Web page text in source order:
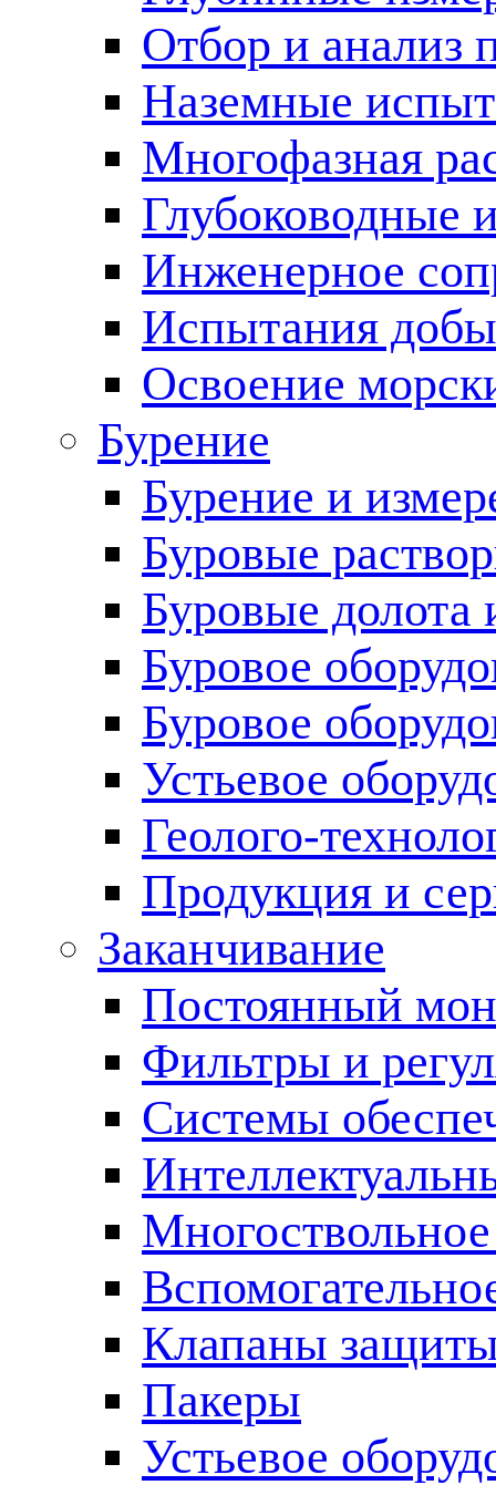
Отбор и анализ
Наземные
Многофазная
Глубоководные
Инженерное
Испытания
Освоение
Бурение
Бурение и
Буровые
Буровые долота
Буровое
Буровое
Устьевое
Геолого-
Продукция и
Заканчивание
Постоянный
Фильтры и
Cистемы
Клапаны
Пакеры
Устьевое